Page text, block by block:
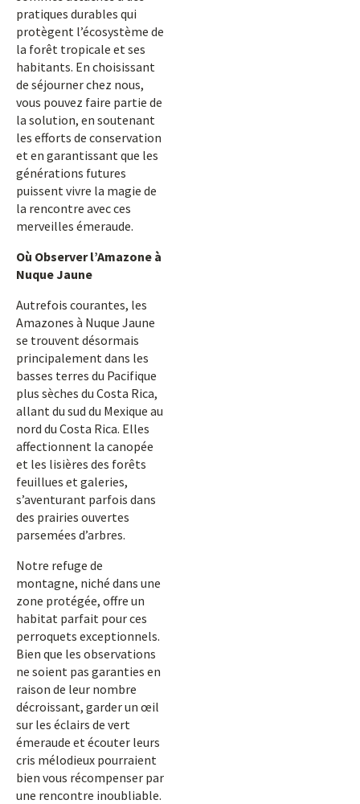
pratiques durables qui
protègent l’écosystème de
la forêt tropicale et ses
habitants. En choisissant
de séjourner chez nous,
vous pouvez faire partie de
la solution, en soutenant
les efforts de conservation
et en garantissant que les
générations futures
puissent vivre la magie de
la rencontre avec ces
merveilles émeraude.
Où Observer l’Amazone à
Nuque Jaune
Autrefois courantes, les
Amazones à Nuque Jaune
se trouvent désormais
principalement dans les
basses terres du Pacifique
plus sèches du Costa Rica,
allant du sud du Mexique au
nord du Costa Rica. Elles
affectionnent la canopée
et les lisières des forêts
feuillues et galeries,
s’aventurant parfois dans
des prairies ouvertes
parsemées d’arbres.
Notre refuge de
montagne, niché dans une
zone protégée, offre un
habitat parfait pour ces
perroquets exceptionnels.
Bien que les observations
ne soient pas garanties en
raison de leur nombre
décroissant, garder un œil
sur les éclairs de vert
émeraude et écouter leurs
cris mélodieux pourraient
bien vous récompenser par
une rencontre inoubliable.